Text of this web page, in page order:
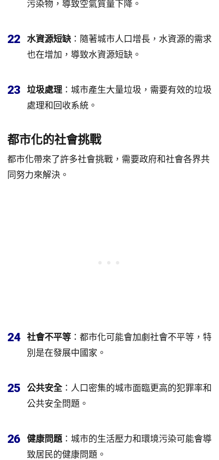
污染物，導致空氣質量下降。
22 水資源短缺 ：隨著城市人口增長，水資源的需求
也在增加，導致水資源短缺。
23 垃圾處理 ：城市產生大量垃圾，需要有效的垃圾
處理和回收系統。
都市化的社會挑戰
都市化帶來了許多社會挑戰，需要政府和社會各界共
同努力來解決。
24 社會不平等 ：都市化可能會加劇社會不平等，特
別是在發展中國家。
25 公共安全：人口密集的城市面臨更高的犯罪率和
公共安全問題。
26 健康問題 ：城市的生活壓力和環境污染可能會導
致居民的健康問題。